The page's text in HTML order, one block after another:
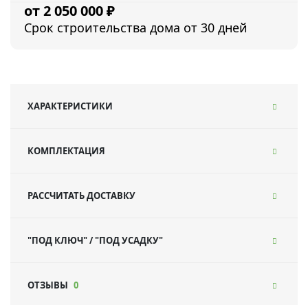
2 050 000₽
Срок строительства дома от 30 дней
ХАРАКТЕРИСТИКИ
КОМПЛЕКТАЦИЯ
РАССЧИТАТЬ ДОСТАВКУ
"ПОД КЛЮЧ" / "ПОД УСАДКУ"
ОТЗЫВЫ 0